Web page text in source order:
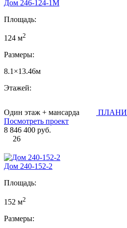
Дом 246-124-1М
Площадь:
124 м2
Размеры:
8.1×13.46м
Этажей:
Один этаж + мансарда
Посмотреть проект
8 846 400 руб.
26
Дом 240-152-2
Площадь:
152 м2
Размеры: